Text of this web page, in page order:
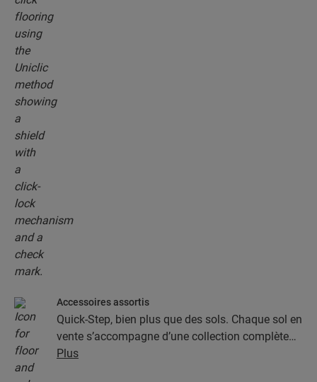
Accessoires assortis
Quick-Step, bien plus que des sols. Chaque sol en
vente s’accompagne d’une collection complète
d’accessoires, parmi lesquels des sous-couches,
Plus